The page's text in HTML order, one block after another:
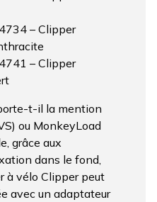
– Clipper
– Clipper
t-il la mention
ou MonkeyLoad
grâce aux
dans le fond,
à vélo Clipper peut
avec un adaptateur